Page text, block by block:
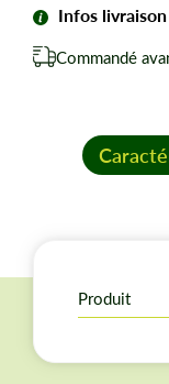
Prévoir 2,3 L
Les batteries
déchargement et
- Meilleur
- Plus longue
Infos livraison
Commandé
Produit